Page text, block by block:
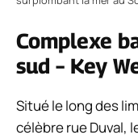
Complexe
sud – Key
Situé le long des
célèbre rue Duval,